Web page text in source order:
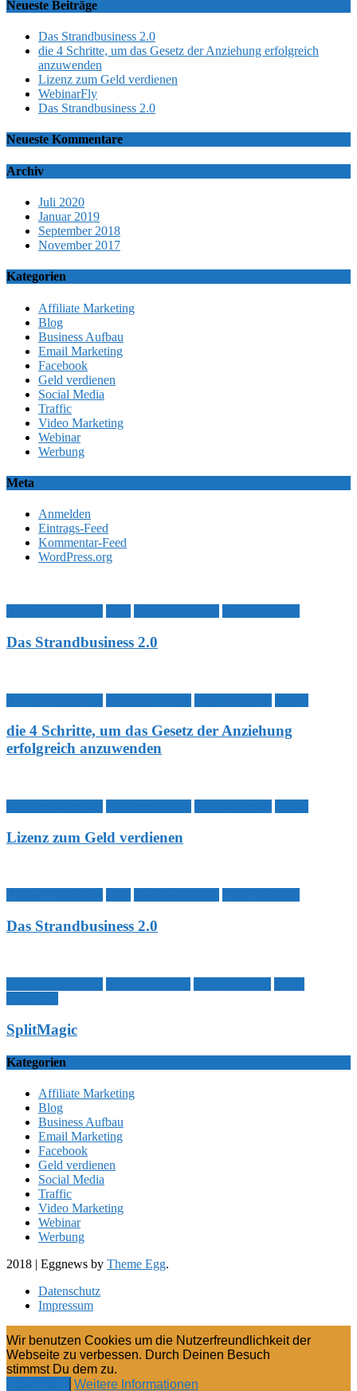
Neueste Beiträge
Das Strandbusiness 2.0
die 4 Schritte, um das Gesetz der Anziehung erfolgreich
anzuwenden
Lizenz zum Geld verdienen
WebinarFly
Das Strandbusiness 2.0
Neueste Kommentare
Archiv
Juli 2020
Januar 2019
September 2018
November 2017
Kategorien
Affiliate Marketing
Blog
Business Aufbau
Email Marketing
Facebook
Geld verdienen
Social Media
Traffic
Video Marketing
Webinar
Werbung
Meta
Anmelden
Eintrags-Feed
Kommentar-Feed
WordPress.org
Das Strandbusiness 2.0
die 4 Schritte, um das Gesetz der Anziehung
erfolgreich anzuwenden
Lizenz zum Geld verdienen
Das Strandbusiness 2.0
SplitMagic
Kategorien
Affiliate Marketing
Blog
Business Aufbau
Email Marketing
Facebook
Geld verdienen
Social Media
Traffic
Video Marketing
Webinar
Werbung
2018 | Eggnews by Theme Egg.
Datenschutz
Impressum
Wir benutzen Cookies um die Nutzerfreundlichkeit der
Webseite zu verbessen. Durch Deinen Besuch
stimmst Du dem zu.
Weitere Informationen